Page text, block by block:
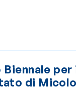
Biennale per
di